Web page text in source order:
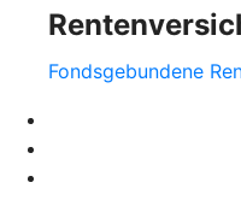
Fondsgebundene